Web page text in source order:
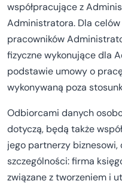
współpracujące z
Administratora. Dla
pracowników
fizyczne wykonujące dla
podstawie umowy o
wykonywaną poza
Odbiorcami danych
dotyczą, będą także
jego partnerzy
szczególności: firma
związane z tworzeniem i